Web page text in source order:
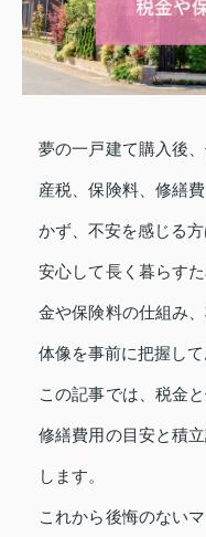
夢の一戸建て購入後
産税、保険料、修繕
かず、不安を感じる方
安心して長く暮らす
金や保険料の仕組み
体像を事前に把握して
この記事では、税金
修繕費用の目安と積
します。
これから後悔のない